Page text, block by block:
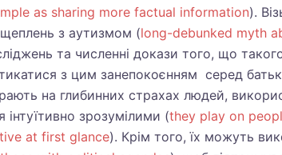
as sharing more factual information).
щеплень з аутизмом (long-debunked myth
та численні докази того, що
з цим занепокоєнням серед
на глибинних страхах людей,
інтуїтивно зрозумілими (they play on
at first glance). Крім того, їх можуть